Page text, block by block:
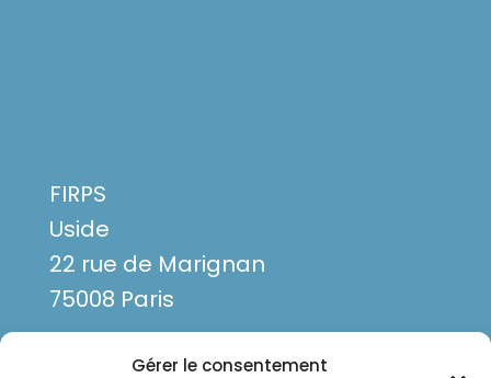
Gérer le consentement
FIRPS
Uside
22 rue de Marignan
75008 Paris